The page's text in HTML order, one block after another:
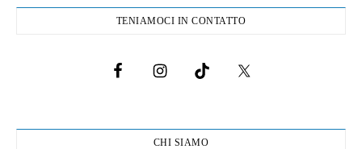
TENIAMOCI IN CONTATTO
CHI SIAMO